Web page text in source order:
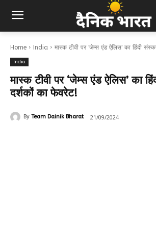
Home India मास्क टीवी पर 'जेम्स एंड ऐलिस' का हिंदी
India
मास्क टीवी पर ‘जेम्स एंड ऐलिस’ का
दर्शकों का फेवरेट!
By Team Dainik Bharat 21/09/2024